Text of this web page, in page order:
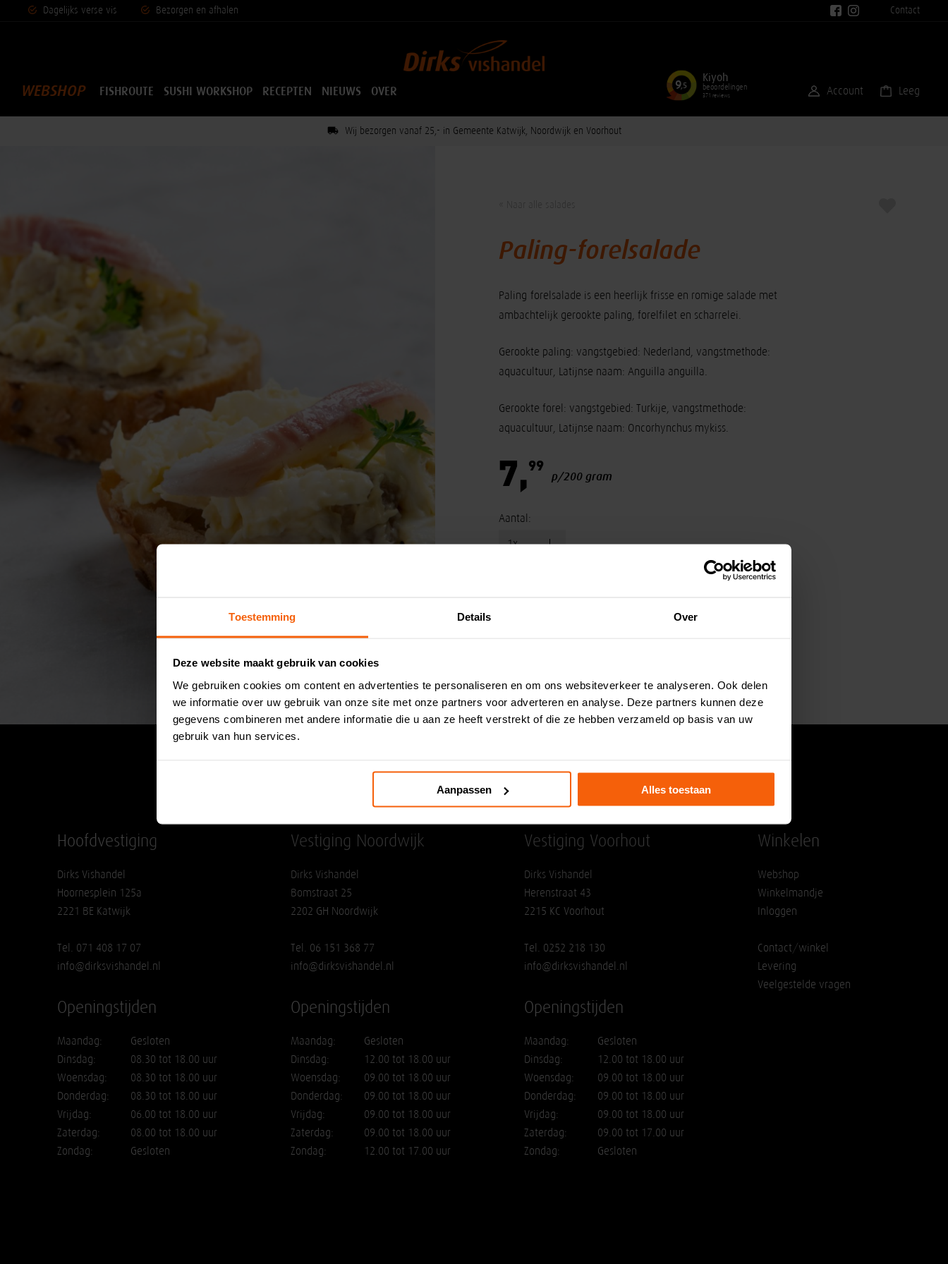
Toestemming Details Over
Deze website maakt gebruik van cookies
We gebruiken cookies om content en advertenties te personaliseren en om ons websiteverkeer te analyseren. Ook delen
we informatie over uw gebruik van onze site met onze partners voor adverteren en analyse. Deze partners kunnen deze
gegevens combineren met andere informatie die u aan ze heeft verstrekt of die ze hebben verzameld op basis van uw
gebruik van hun services.
Aanpassen Alles toestaan
Dagelijks verse vis Bezorgen en afhalen Contact
WEBSHOP FISHROUTE SUSHI WORKSHOP RECEPTEN NIEUWS OVER 9,5
Kiyoh
beoordelingen
371 reviews Account Leeg
Wij bezorgen vanaf 25,- in Gemeente Katwijk, Noordwijk en Voorhout
Paling-forelsalade
Paling-forelsalade is een heerlijk frisse en romige salade met
ambachtelijk gerookte paling, forelfilet en scharrelei.
Gerookte paling: vangstgebied: Nederland, vangstmethode:
aquacultuur, Latijnse naam: Anguilla anguilla.
Gerookte forel: vangstgebied: Turkije, vangstmethode:
aquacultuur, Latijnse naam: Oncorhynchus mykiss.
7,99
p/200 gram
Aantal:
Hoofdvestiging
Dirks Vishandel
Hoornesplein 125a
2221 BE Katwijk
Tel. 071 408 17 07
info@dirksvishandel.nl
Openingstijden
Maandag:
Gesloten
Dinsdag:
08.30 tot 18.00 uur
Woensdag:
08.30 tot 18.00 uur
Donderdag:
08.30 tot 18.00 uur
Vrijdag:
06.00 tot 18.00 uur
Zaterdag:
08.00 tot 18.00 uur
Zondag:
Gesloten
Vestiging Noordwijk
Dirks Vishandel
Bomstraat 25
2202 GH Noordwijk
Tel. 06 151 368 77
info@dirksvishandel.nl
Openingstijden
Maandag:
Gesloten
Dinsdag:
12.00 tot 18.00 uur
Woensdag:
09.00 tot 18.00 uur
Donderdag:
09.00 tot 18.00 uur
Vrijdag:
09.00 tot 18.00 uur
Zaterdag:
09.00 tot 18.00 uur
Zondag:
12.00 tot 17.00 uur
Vestiging Voorhout
Dirks Vishandel
Herenstraat 43
2215 KC Voorhout
Tel. 0252 218 130
info@dirksvishandel.nl
Openingstijden
Maandag:
Gesloten
Dinsdag:
12.00 tot 18.00 uur
Woensdag:
09.00 tot 18.00 uur
Donderdag:
09.00 tot 18.00 uur
Vrijdag:
09.00 tot 18.00 uur
Zaterdag:
09.00 tot 17.00 uur
Zondag:
Gesloten
Winkelen
Webshop
Winkelmandje
Inloggen
Contact/winkel
Levering
Veelgestelde vragen